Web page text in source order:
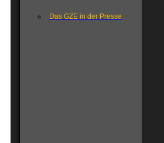
Das GZE in der Presse